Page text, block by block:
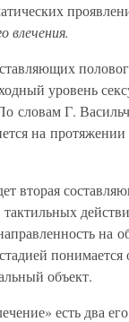
влечения.
уровень
словам Г.
на
вторая
тактильных
на
понимается
объект.
есть два